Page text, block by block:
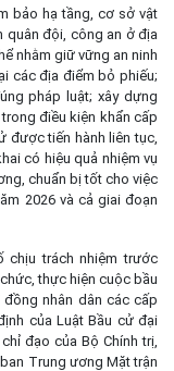
bảo hạ tầng, cơ sở vật
quân đội, công an ở địa
nhằm giữ vững an ninh
các địa điểm bỏ phiếu;
pháp luật; xây dựng
điều kiện khẩn cấp
được tiến hành liên tục,
có hiệu quả nhiệm vụ
chuẩn bị tốt cho việc
2026 và cả giai đoạn
chịu trách nhiệm trước
thực hiện cuộc bầu
nhân dân các cấp
của Luật Bầu cử đại
đạo của Bộ Chính trị,
Trung ương Mặt trận